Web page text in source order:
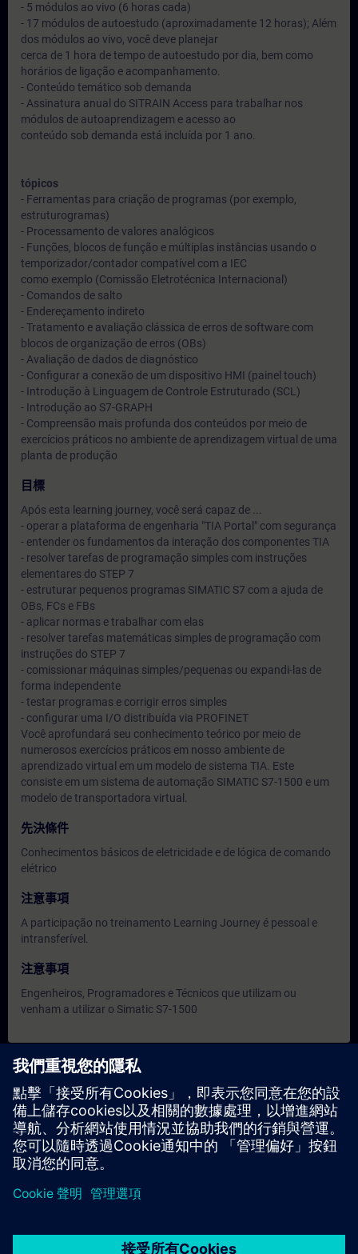
- 5 módulos ao vivo (6 horas cada)
- 17 módulos de autoestudo (aproximadamente 12 horas); Além
dos módulos ao vivo, você deve planejar
cerca de 1 hora de tempo de autoestudo por dia, bem como
horários de ligação e acompanhamento.
- Conteúdo temático sob demanda
- Assinatura anual do SITRAIN Access para trabalhar nos
módulos de autoaprendizagem e acesso ao
conteúdo sob demanda está incluída por 1 ano.
tópicos
- Ferramentas para criação de programas (por exemplo,
estruturogramas)
- Processamento de valores analógicos
- Funções, blocos de função e múltiplas instâncias usando o
temporizador/contador compatível com a IEC
como exemplo (Comissão Eletrotécnica Internacional)
- Comandos de salto
- Endereçamento indireto
- Tratamento e avaliação clássica de erros de software com
blocos de organização de erros (OBs)
- Avaliação de dados de diagnóstico
- Configurar a conexão de um dispositivo HMI (painel touch)
- Introdução à Linguagem de Controle Estruturado (SCL)
- Introdução ao S7-GRAPH
- Compreensão mais profunda dos conteúdos por meio de
exercícios práticos no ambiente de aprendizagem virtual de uma
planta de produção
目標
Após esta learning journey, você será capaz de ...
- operar a plataforma de engenharia "TIA Portal" com segurança
- entender os fundamentos da interação dos componentes TIA
- resolver tarefas de programação simples com instruções
elementares do STEP 7
- estruturar pequenos programas SIMATIC S7 com a ajuda de
OBs, FCs e FBs
- aplicar normas e trabalhar com elas
- resolver tarefas matemáticas simples de programação com
instruções do STEP 7
- comissionar máquinas simples/pequenas ou expandi-las de
forma independente
- testar programas e corrigir erros simples
- configurar uma I/O distribuída via PROFINET
Você aprofundará seu conhecimento teórico por meio de
numerosos exercícios práticos em nosso ambiente de
aprendizado virtual em um modelo de sistema TIA. Este
consiste em um sistema de automação SIMATIC S7-1500 e um
modelo de transportadora virtual.
先決條件
Conhecimentos básicos de eletricidade e de lógica de comando
elétrico
注意事項
A participação no treinamento Learning Journey é pessoal e
intransferível.
注意事項
Engenheiros, Programadores e Técnicos que utilizam ou
venham a utilizar o Simatic S7-1500
目前沒有可用活動
請將您的姓名加入課程候補名單，一旦有新的開課日期，我們將
通知您。
啟用通知服務